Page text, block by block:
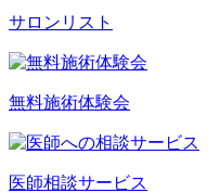
サロンリスト
無料施術体験会
医師相談サービス